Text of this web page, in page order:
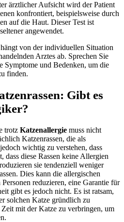
ärztlicher Aufsicht wird der Patient
konfrontiert, beispielsweise durch
auf die Haut. Dieser Test ist
angewendet.
von der individuellen Situation
Arztes ab. Sprechen Sie
Symptome und Bedenken, um die
finden.
Gibt es
trotz Katzenallergie muss nicht
Katzenrassen, die als
wichtig zu verstehen, dass
dass diese Rassen keine Allergien
sie tendenziell weniger
Dies kann die allergischen
reduzieren, eine Garantie für
gibt es jedoch nicht. Es ist ratsam,
solchen Katze gründlich zu
mit der Katze zu verbringen, um